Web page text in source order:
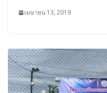
เมษายน 13, 2019